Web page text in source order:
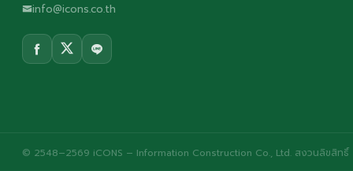
info@icons.co.th
© 2548–2569 iCONS – Information Construction Co., Ltd. สงวนลิขสิทธิ์